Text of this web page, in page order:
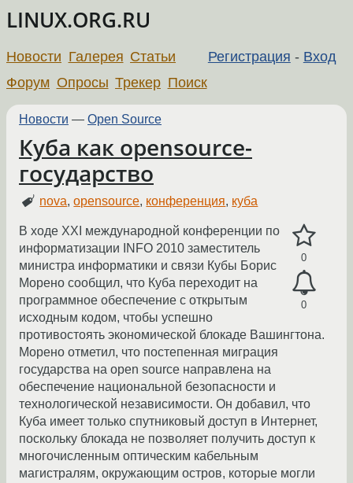
LINUX.ORG.RU
Регистрация - Вход
Новости Галерея Статьи
Форум Опросы Трекер Поиск
Новости — Open Source
Куба как opensource-
государство
nova,opensource, конференция, куба
0
0
В ходе XXI международной конференции по
информатизации INFO 2010 заместитель
министра информатики и связи Кубы Борис
Морено сообщил, что Куба переходит на
программное обеспечение с открытым
исходным кодом, чтобы успешно
противостоять экономической блокаде Вашингтона.
Морено отметил, что постепенная миграция
государства на open source направлена на
обеспечение национальной безопасности и
технологической независимости. Он добавил, что
Куба имеет только спутниковый доступ в Интернет,
поскольку блокада не позволяет получить доступ к
многочисленным оптическим кабельным
магистралям, окружающим остров, которые могли